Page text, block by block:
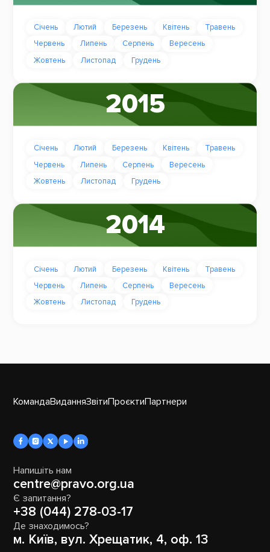
Січень Лютий Березень Квітень
Травень
Червень
Липень Серпень
Вересень
Жовтень
Листопад Грудень
2015
Січень Лютий Березень Квітень
Травень
Червень
Липень Серпень
Вересень
Жовтень
Листопад Грудень
2014
Січень Лютий Березень Квітень
Травень
Червень
Липень Серпень
Вересень
Жовтень
Листопад Грудень
КомандаВиданняЗвітиПроєктиПартнери
Напишіть нам
centre@pravo.org.ua
Є запитання?
+38 (044) 278-03-17
Де знаходимось?
м. Київ, вул. Хрещатик, 4, оф. 13